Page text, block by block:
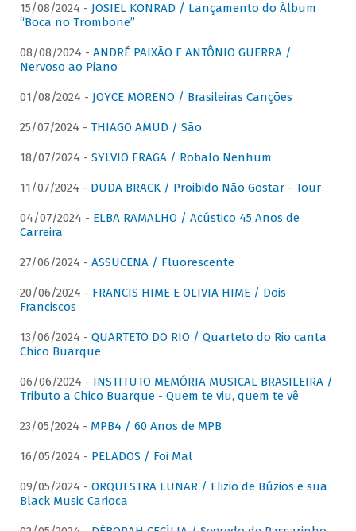
15/08/2024 - JOSIEL KONRAD / Lançamento do Álbum
“Boca no Trombone”
08/08/2024 - ANDRÉ PAIXÃO E ANTÔNIO GUERRA /
Nervoso ao Piano
01/08/2024 - JOYCE MORENO / Brasileiras Canções
25/07/2024 - THIAGO AMUD / São
18/07/2024 - SYLVIO FRAGA / Robalo Nenhum
11/07/2024 - DUDA BRACK / Proibido Não Gostar - Tour
04/07/2024 - ELBA RAMALHO / Acústico 45 Anos de
Carreira
27/06/2024 - ASSUCENA / Fluorescente
20/06/2024 - FRANCIS HIME E OLIVIA HIME / Dois
Franciscos
13/06/2024 - QUARTETO DO RIO / Quarteto do Rio canta
Chico Buarque
06/06/2024 - INSTITUTO MEMÓRIA MUSICAL BRASILEIRA /
Tributo a Chico Buarque - Quem te viu, quem te vê
23/05/2024 - MPB4 / 60 Anos de MPB
16/05/2024 - PELADOS / Foi Mal
09/05/2024 - ORQUESTRA LUNAR / Elizio de Búzios e sua
Black Music Carioca